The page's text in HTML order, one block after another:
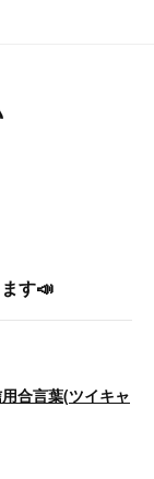
す📣
合言葉(ツイキャ